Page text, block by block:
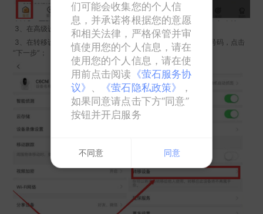
3、在高级设置页面，点击“转移设备”；
3、在转移设备页面，输入您想要转移设备的账号乙的注册手机号码，点击
“下一步”；
们可能会收集您的个人信
息，并承诺将根据您的意愿
和相关法律，严格保管并审
慎使用您的个人信息，请在
使用您的个人信息，请在使
用前点击阅读 《萤石服务协
议》 、 《萤石隐私政策》
，
如果同意请点击下方“同意”
按钮并开启服务
不同意 同意